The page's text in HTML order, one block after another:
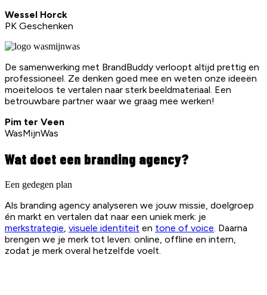
Wessel Horck
PK Geschenken
De samenwerking met BrandBuddy verloopt altijd prettig en
professioneel. Ze denken goed mee en weten onze ideeën
moeiteloos te vertalen naar sterk beeldmateriaal. Een
betrouwbare partner waar we graag mee werken!
Pim ter Veen
WasMijnWas
Wat doet een branding agency?
Een gedegen plan
Als branding agency analyseren we jouw missie, doelgroep
én markt en vertalen dat naar een uniek merk: je
merkstrategie, visuele identiteit en tone of voice. Daarna
brengen we je merk tot leven: online, offline en intern,
zodat je merk overal hetzelfde voelt.